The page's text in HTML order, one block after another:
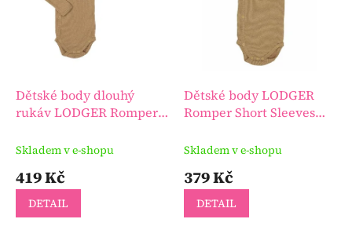
d
u
Dětské body dlouhý
rukáv LODGER Romper
Honey
Skladem v e-shopu
419 Kč
DETAIL
Dětské body LODGER
Romper Short Sleeves
Skladem v e-shopu
379 Kč
DETAIL